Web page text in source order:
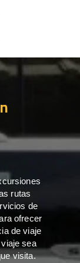
rutas
de
ofrecer
de viaje
sea
visita.